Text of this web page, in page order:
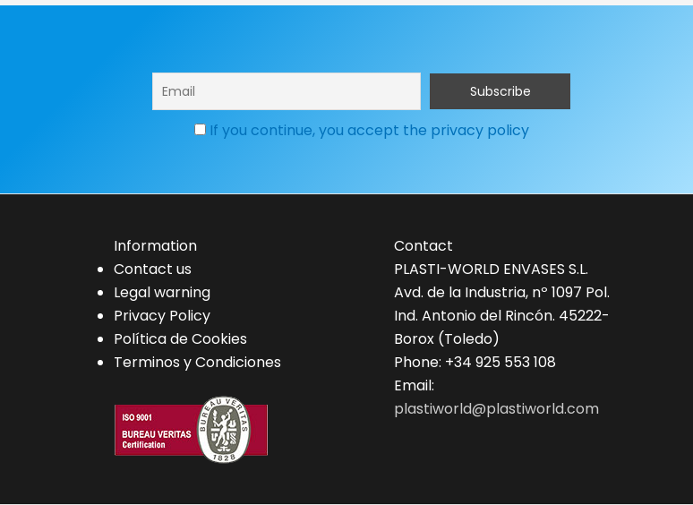
If you continue, you accept the privacy policy
Information
Contact us
Legal warning
Privacy Policy
Política de Cookies
Terminos y Condiciones
Contact
PLASTI-WORLD ENVASES S.L.
Avd. de la Industria, nº 1097 Pol.
Ind. Antonio del Rincón. 45222-
Borox (Toledo)
Phone: +34 925 553 108
Email:
plastiworld@plastiworld.com